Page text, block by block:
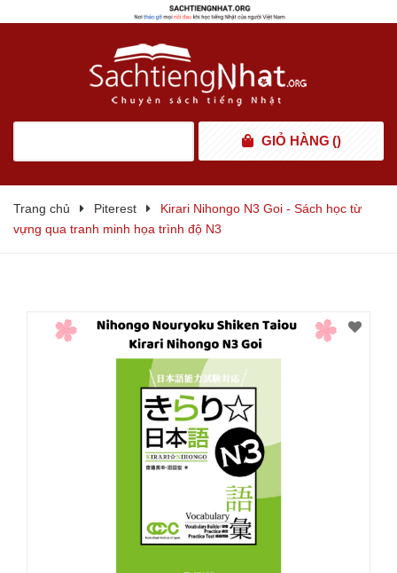
GIỎ HÀNG ()
Trang chủ Piterest
Kirari Nihongo N3 Goi - Sách học từ
vựng qua tranh minh họa trình độ N3